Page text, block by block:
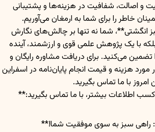
و اصالت، شفافیت در هزینه‌ها و پشتیبانی
خاطر را برای شما به ارمغان می‌آوریم.
انگشتی**، شما نه تنها بر چالش‌های نگارش
بلکه با یک پژوهش علمی قوی و ارزشمند، آینده
می‌کنید. برای دریافت مشاوره رایگان و
هزینه و قیمت انجام پایان‌نامه در اسفراین
با ما تماس بگیرید.
کسب اطلاعات بیشتر، با ما تماس بگیرید:**
سبز به سوی موفقیت شما!**